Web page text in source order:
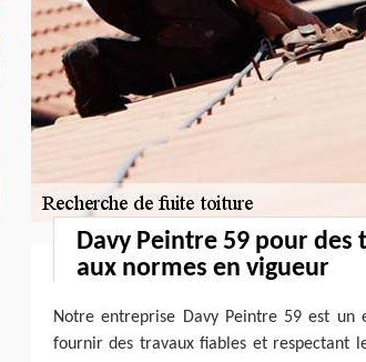
Davy Peintre 59 pour des
aux normes en vigueur
Notre entreprise Davy Peintre 59 est un
fournir des travaux fiables et respectant